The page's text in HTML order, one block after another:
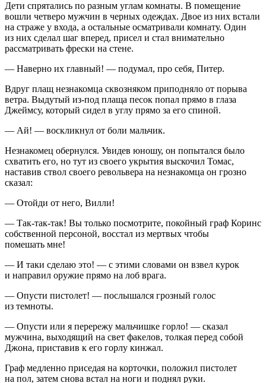
Дети спрятались по разным углам комнаты. В помещение
вошли четверо мужчин в черных одеждах. Двое из них встали
на страже у входа, а остальные осматривали комнату. Один
из них сделал шаг вперед, присел и стал внимательно
рассматривать фрески на стене.
— Наверно их главный! — подумал, про себя, Питер.
Вдруг плащ незнакомца сквозняком приподняло от порыва
ветра. Выдутый из-под плаща песок попал прямо в глаза
Джеймсу, который сидел в углу прямо за его спиной.
— Ай! — воскликнул от боли мальчик.
Незнакомец обернулся. Увидев юношу, он попытался было
схватить его, но тут из своего укрытия выскочил Томас,
наставив ствол своего револьвера на незнакомца он грозно
сказал:
— Отойди от него, Вилли!
— Так-так-так! Вы только посмотрите, покойный граф Коринс
собственной персоной, восстал из мертвых чтобы
помешать мне!
— И таки сделаю это! — с этими словами он взвел курок
и направил оружие прямо на лоб врага.
— Опусти пистолет! — послышался грозный голос
из темноты.
— Опусти или я перережу мальчишке горло! — сказал
мужчина, выходящий на свет факелов, толкая перед собой
Джона, приставив к его горлу кинжал.
Граф медленно приседая на корточки, положил пистолет
на пол, затем снова встал на ноги и поднял руки.